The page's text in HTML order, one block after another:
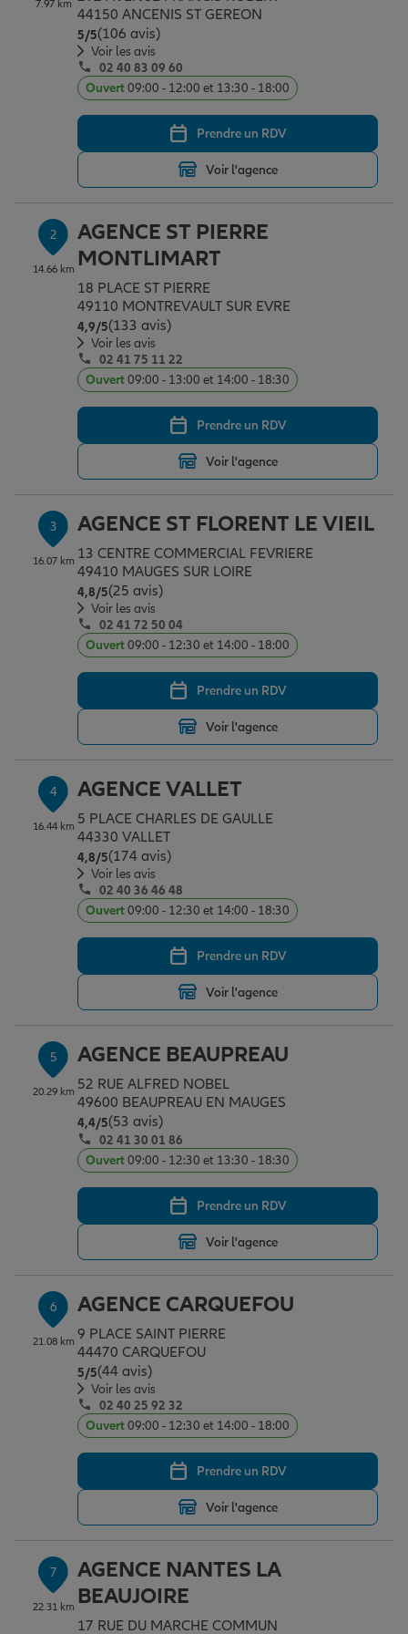
Assurance emprunteur
Prévoyance et dépendance
Assurance animal de compagnie
Protection de la famille
Protection juridique
Épargne & retraite
Plan épargne retraite
Assurance vie
Placements financiers
Investissements immobiliers
Transmission
Vos projets
Partir en vacances
Déménager
Changer de voiture
Départ à la retraite
Préparer l’avenir
Conseil assurance
Outre-mer
Assurance auto
Assurance habitation
Le Pack Famille
Garantie des accidents de la vie
Assurance scolaire
Protection juridique
Tous nos devis d'assurance
Professionnels
Allianz en France
7.97 km
44150 ANCENIS ST GEREON
5/5Note de 5 sur 5
(106 avis)
Voir les avis
02 40 83 09 60
Ouvert09:00 - 12:00 et 13:30 - 18:00
Prendre un RDV
Voir l'agence
2
14.66 km
AGENCE ST PIERRE
MONTLIMART
18 PLACE ST PIERRE
49110 MONTREVAULT SUR EVRE
4,9/5Note de 4.9 sur 5
(133 avis)
Voir les avis
02 41 75 11 22
Ouvert09:00 - 13:00 et 14:00 - 18:30
Prendre un RDV
Voir l'agence
3
16.07 km
AGENCE ST FLORENT LE VIEIL
13 CENTRE COMMERCIAL FEVRIERE
49410 MAUGES SUR LOIRE
4,8/5Note de 4.8 sur 5
(25 avis)
Voir les avis
02 41 72 50 04
Ouvert09:00 - 12:30 et 14:00 - 18:00
Prendre un RDV
Voir l'agence
4
16.44 km
AGENCE VALLET
5 PLACE CHARLES DE GAULLE
44330 VALLET
4,8/5Note de 4.8 sur 5
(174 avis)
Voir les avis
02 40 36 46 48
Ouvert09:00 - 12:30 et 14:00 - 18:30
Prendre un RDV
Voir l'agence
5
20.29 km
AGENCE BEAUPREAU
52 RUE ALFRED NOBEL
49600 BEAUPREAU EN MAUGES
4,4/5Note de 4.4 sur 5
(53 avis)
02 41 30 01 86
Ouvert09:00 - 12:30 et 13:30 - 18:30
Prendre un RDV
Voir l'agence
6
21.08 km
AGENCE CARQUEFOU
9 PLACE SAINT PIERRE
44470 CARQUEFOU
5/5Note de 5 sur 5
(44 avis)
Voir les avis
02 40 25 92 32
Ouvert09:00 - 12:30 et 14:00 - 18:00
Prendre un RDV
Voir l'agence
7
22.31 km
AGENCE NANTES LA
BEAUJOIRE
17 RUE DU MARCHE COMMUN